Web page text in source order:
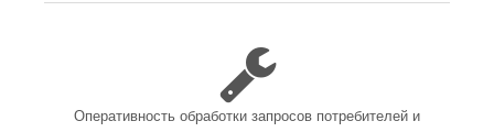
Оперативность обработки запросов потребителей и